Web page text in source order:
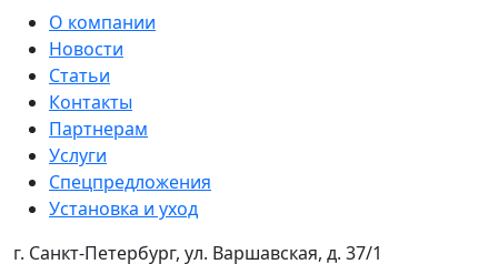
О компании
Новости
Статьи
Контакты
Партнерам
Услуги
Спецпредложения
Установка и уход
г. Санкт-Петербург, ул. Варшавская, д. 37/1